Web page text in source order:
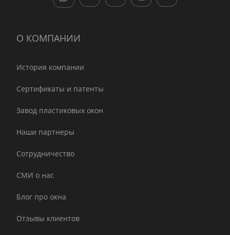
О КОМПАНИИ
История компании
Сертификаты и патенты
Завод пластиковых окон
Наши партнеры
Сотрудничество
СМИ о нас
Блог про окна
Отзывы клиентов